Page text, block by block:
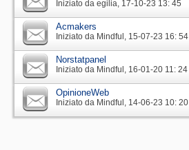
Iniziato da egilia‎, 17-10-23 13: 45
Acmakers
Iniziato da Mindful‎, 15-07-23 16: 54
Norstatpanel
Iniziato da Mindful‎, 16-01-20 11: 24
OpinioneWeb
Iniziato da Mindful‎, 14-06-23 10: 20